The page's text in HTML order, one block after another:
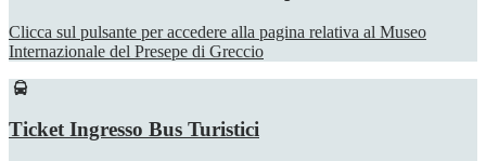
Clicca sul pulsante per accedere alla pagina relativa al Museo
Internazionale del Presepe di Greccio
Ticket Ingresso Bus Turistici